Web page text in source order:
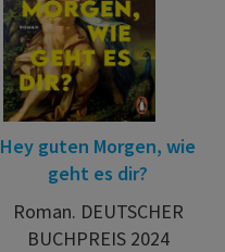
Hey guten Morgen, wie
geht es dir?
Roman. DEUTSCHER
BUCHPREIS 2024